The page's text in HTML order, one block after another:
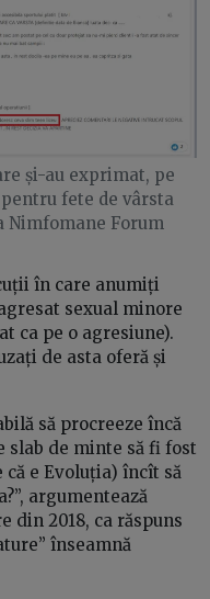
și-au exprimat, pe
fete de vârsta
Nimfomane Forum
în care anumiți
sexual minore
ca pe o agresiune).
de asta oferă și
să procreeze încă
slab de minte să fi fost
că e Evoluția) încît să
argumentează
din 2018, ca răspuns
înseamnă